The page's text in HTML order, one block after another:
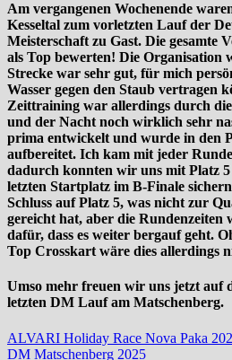
Am vergangenen Wochenende
Kesseltal zum vorletzten Lauf der
Meisterschaft zu Gast. Die gesamte
als Top bewerten! Die
Strecke war sehr gut, für mich
Wasser gegen den Staub vertragen
Zeittraining war allerdings durch die
und der Nacht noch wirklich sehr
prima entwickelt und wurde in den
aufbereitet. Ich kam mit jeder
dadurch konnten wir uns mit Platz 5
letzten Startplatz im B-Finale
Schluss auf Platz 5, was nicht zur
gereicht hat, aber die Rundenzeiten
dafür, dass es weiter bergauf geht.
Top Crosskart wäre dies allerdings
Umso mehr freuen wir uns jetzt auf
letzten DM Lauf am Matschenberg.
ALVARI Holiday Race Nova Paka
DM Matschenberg 2025